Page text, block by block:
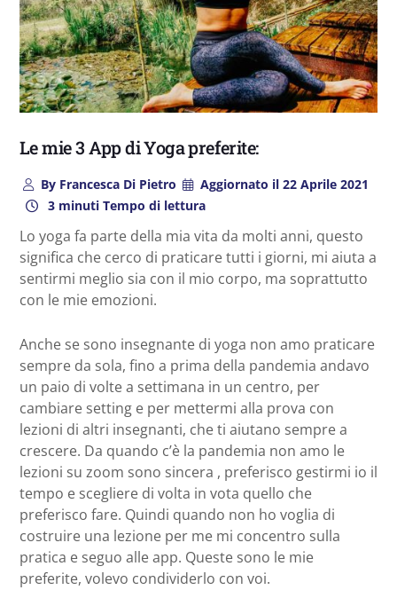
Le mie 3 App di Yoga preferite:
ByFrancesca Di Pietro Aggiornato il 22 Aprile 2021
3 minuti Tempo di lettura
Lo yoga fa parte della mia vita da molti anni, questo
significa che cerco di praticare tutti i giorni, mi aiuta a
sentirmi meglio sia con il mio corpo, ma soprattutto
con le mie emozioni.
Anche se sono insegnante di yoga non amo praticare
sempre da sola, fino a prima della pandemia andavo
un paio di volte a settimana in un centro, per
cambiare setting e per mettermi alla prova con
lezioni di altri insegnanti, che ti aiutano sempre a
crescere. Da quando c’è la pandemia non amo le
lezioni su zoom sono sincera , preferisco gestirmi io il
tempo e scegliere di volta in vota quello che
preferisco fare. Quindi quando non ho voglia di
costruire una lezione per me mi concentro sulla
pratica e seguo alle app. Queste sono le mie
preferite, volevo condividerlo con voi.